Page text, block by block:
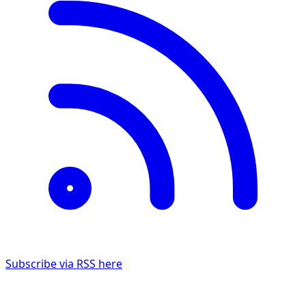
Subscribe via RSS here